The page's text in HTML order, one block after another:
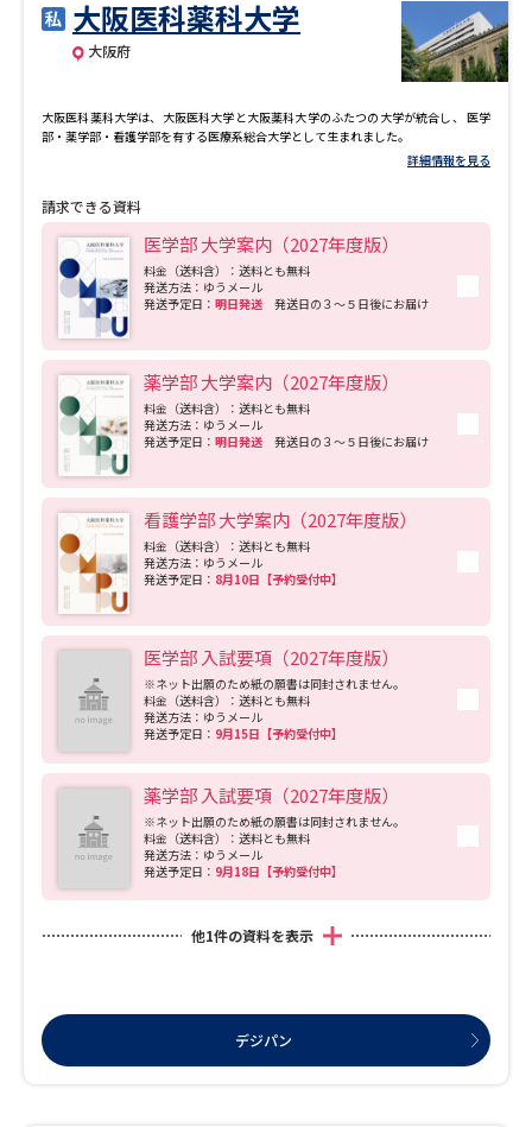
大阪医科薬科大学
大阪府
大阪医科薬科大学は、大阪医科大学と大阪薬科大学のふたつの大学が統合し、 医学
部・薬学部・看護学部を有する医療系総合大学として生まれました。
詳細情報を見る
請求できる資料
医学部 大学案内（2027年度版）
料金（送料含）：送料とも無料
発送方法：ゆうメール
発送予定日： 明日発送 発送日の３～５日後にお届け
薬学部 大学案内（2027年度版）
料金（送料含）：送料とも無料
発送方法：ゆうメール
発送予定日： 明日発送 発送日の３～５日後にお届け
看護学部 大学案内（2027年度版）
料金（送料含）：送料とも無料
発送方法：ゆうメール
発送予定日： 8月10日【予約受付中】
医学部 入試要項（2027年度版）
※ネット出願のため紙の願書は同封されません。
料金（送料含）：送料とも無料
発送方法：ゆうメール
発送予定日： 9月15日【予約受付中】
薬学部 入試要項（2027年度版）
※ネット出願のため紙の願書は同封されません。
料金（送料含）：送料とも無料
発送方法：ゆうメール
発送予定日： 9月18日【予約受付中】
他1件の資料を表示
デジパン